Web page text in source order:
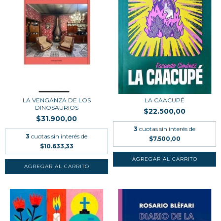
LA VENGANZA DE LOS
DINOSAURIOS
$31.900,00
3 cuotas sin interés de
$10.633,33
LA CAACUPÉ
$22.500,00
3 cuotas sin interés de
$7.500,00